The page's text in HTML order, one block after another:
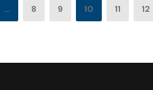
… 8 9 10 11 12